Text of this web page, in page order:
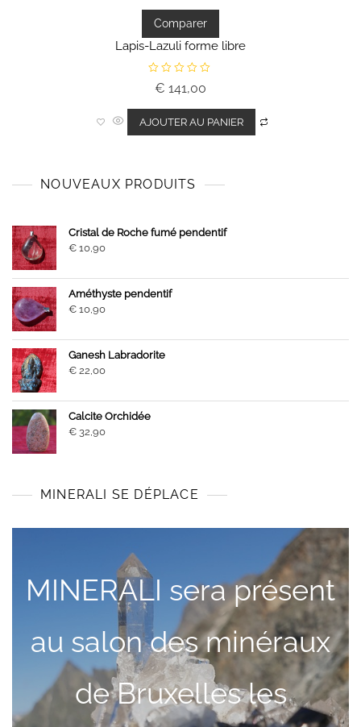
Comparer
Lapis-Lazuli forme libre
e
0
€ 141,00
AJOUTER AU PANIER
NOUVEAUX PRODUITS
Cristal de Roche fumé pendentif
€ 10,90
Améthyste pendentif
€ 10,90
Ganesh Labradorite
€ 22,00
Calcite Orchidée
€ 32,90
MINERALI SE DÉPLACE
MINERALI sera présent
au salon des minéraux
de Bruxelles les